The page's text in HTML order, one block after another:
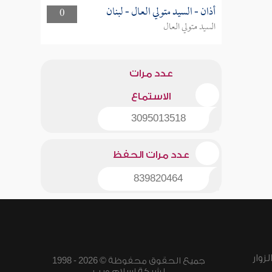
0
أذان - السيد متولي العال - لبنان
السيد متولي العال
عدد مرات
الاستماع
3095013518
عدد مرات الحفظ
839820464
جميع الحقوق محفوظة © 2026 - 1998